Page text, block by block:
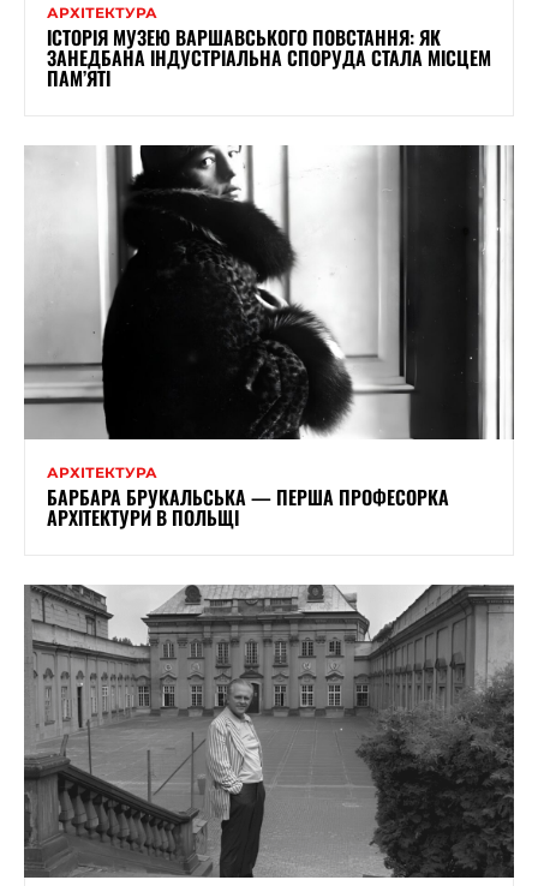
АРХІТЕКТУРА
ІСТОРІЯ МУЗЕЮ ВАРШАВСЬКОГО ПОВСТАННЯ: ЯК
ЗАНЕДБАНА ІНДУСТРІАЛЬНА СПОРУДА СТАЛА МІСЦЕМ
ПАМ’ЯТІ
АРХІТЕКТУРА
БАРБАРА БРУКАЛЬСЬКА — ПЕРША ПРОФЕСОРКА
АРХІТЕКТУРИ В ПОЛЬЩІ